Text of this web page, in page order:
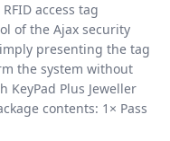
access tag
of the Ajax security
presenting the tag
the system without
Plus Jeweller
contents: 1× Pass